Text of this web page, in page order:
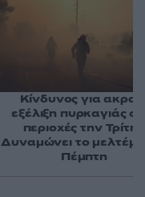
Κίνδυνος για
εξέλιξη πυρκαγιάς
περιοχές την Τρίτη -
Δυναμώνει το μελτέμι
Πέμπτη